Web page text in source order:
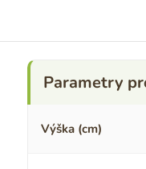
Výška (cm)